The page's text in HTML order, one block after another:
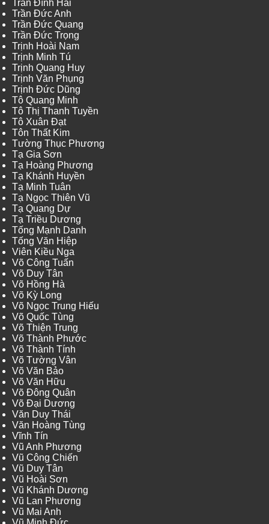
Trần Đình Hải
Trần Đức Anh
Trần Đức Quang
Trần Đức Trọng
Trịnh Hoài Nam
Trịnh Minh Tú
Trịnh Quang Huy
Trịnh Văn Phụng
Trịnh Đức Dũng
Tô Quang Minh
Tô Thị Thanh Tuyền
Tô Xuân Đạt
Tôn Thất Kim
Tường Thục Phương
Tạ Gia Sơn
Tạ Hoàng Phương
Tạ Khánh Huyền
Tạ Minh Tuân
Tạ Ngọc Thiên Vũ
Tạ Quang Dự
Tạ Triều Dương
Tống Mạnh Danh
Tống Văn Hiệp
Viên Kiều Nga
Võ Công Tuấn
Võ Duy Tân
Võ Hồng Hà
Võ Kỳ Long
Võ Ngọc Trung Hiếu
Võ Quốc Tùng
Võ Thiện Trung
Võ Thành Phước
Võ Thành Tính
Võ Tường Vân
Võ Văn Bảo
Võ Văn Hữu
Võ Đông Quân
Võ Đại Dương
Văn Duy Thái
Văn Hoàng Tùng
Vĩnh Tín
Vũ Anh Phương
Vũ Công Chiến
Vũ Duy Tân
Vũ Hoài Sơn
Vũ Khánh Dương
Vũ Lan Phương
Vũ Mai Anh